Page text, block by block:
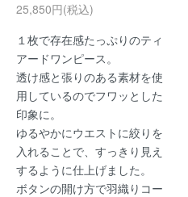
25,850円(税込)
１枚で存在感たっぷりのティ
アードワンピース。
透け感と張りのある素材を使
用しているのでフワッとした
印象に。
ゆるやかにウエストに絞りを
入れることで、すっきり見え
するように仕上げました。
ボタンの開け方で羽織りコー